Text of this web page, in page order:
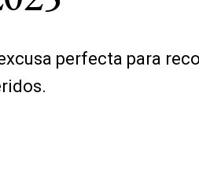
perfecta para